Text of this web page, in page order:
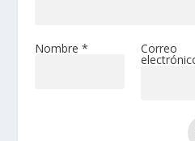
Nombre * Correo